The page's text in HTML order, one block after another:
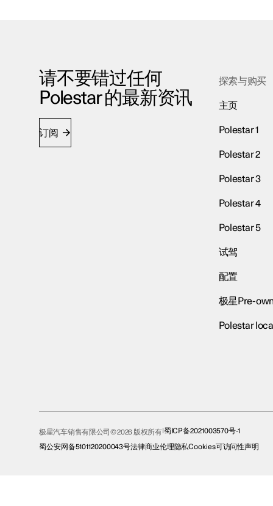
请不要错过任何
Polestar 的最新资讯
订阅
探索与购买
主页
Polestar 1
Polestar 2
Polestar 3
Polestar 4
Polestar 5
试驾
配置
极星Pre-
Polestar
极星汽车销售有限公司© 2026 版权所有 蜀ICP备2021003570号-1
蜀公安网备5101120200043号法律商业伦理隐私Cookies可访问性声明